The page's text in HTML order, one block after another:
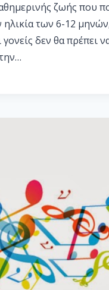
ζωής που
ηλικία των 6-12
δεν θα πρέπει